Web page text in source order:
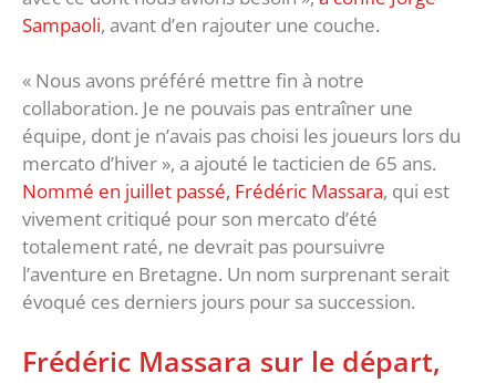
Sampaoli, avant d’en rajouter une couche.
« Nous avons préféré mettre fin à notre
collaboration. Je ne pouvais pas entraîner une
équipe, dont je n’avais pas choisi les joueurs lors du
mercato d’hiver », a ajouté le tacticien de 65 ans.
Nommé en juillet passé, Frédéric Massara, qui est
vivement critiqué pour son mercato d’été
totalement raté, ne devrait pas poursuivre
l’aventure en Bretagne. Un nom surprenant serait
évoqué ces derniers jours pour sa succession.
Frédéric Massara sur le départ,